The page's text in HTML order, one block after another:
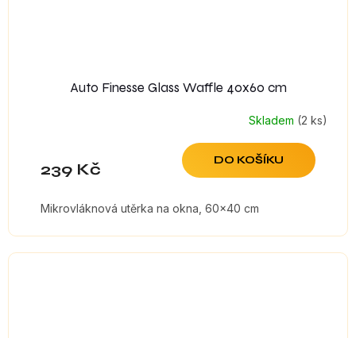
Auto Finesse Glass Waffle 40x60 cm
Skladem (2 ks)
239 Kč DO KOŠÍKU
Mikrovláknová utěrka na okna, 60x40 cm